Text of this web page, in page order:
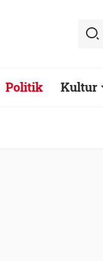
Politik Kultur